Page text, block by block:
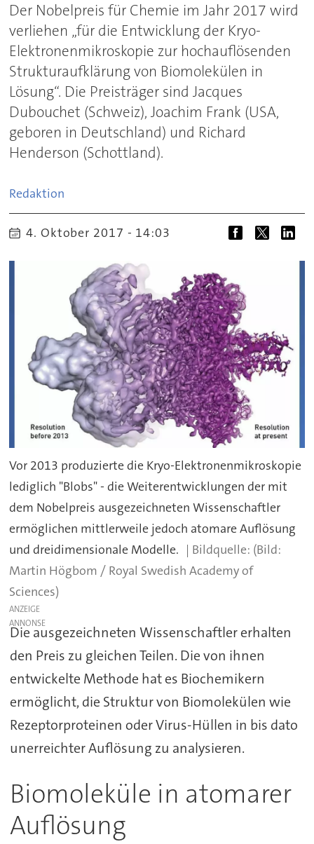
Der Nobelpreis für Chemie im Jahr 2017 wird
verliehen „für die Entwicklung der Kryo-
Elektronenmikroskopie zur hochauflösenden
Strukturaufklärung von Biomolekülen in
Lösung“. Die Preisträger sind Jacques
Dubouchet (Schweiz), Joachim Frank (USA,
geboren in Deutschland) und Richard
Henderson (Schottland).
Redaktion
4. Oktober 2017 - 14:03
Vor 2013 produzierte die Kryo-Elektronenmikroskopie
lediglich "Blobs" - die Weiterentwicklungen der mit
dem Nobelpreis ausgezeichneten Wissenschaftler
ermöglichen mittlerweile jedoch atomare Auflösung
und dreidimensionale Modelle.
(Bild:
Martin Högbom / Royal Swedish Academy of
Sciences)
ANZEIGE
Die ausgezeichneten Wissenschaftler erhalten
den Preis zu gleichen Teilen. Die von ihnen
entwickelte Methode hat es Biochemikern
ermöglicht, die Struktur von Biomolekülen wie
Rezeptorproteinen oder Virus-Hüllen in bis dato
unerreichter Auflösung zu analysieren.
Biomoleküle in atomarer
Auflösung